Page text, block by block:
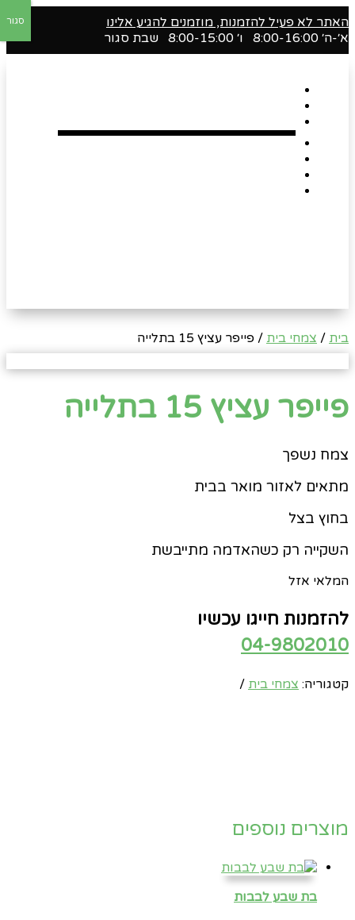
האתר לא פעיל להזמנות, מוזמנים להגיע אלינו
א׳-ה׳ 8:00-16:00 ו׳ 8:00-15:00 שבת סגור
בית / צמחי בית / פייפר עציץ 15 בתלייה
פייפר עציץ 15 בתלייה
צמח נשפך
מתאים לאזור מואר בבית
בחוץ בצל
השקייה רק כשהאדמה מתייבשת
המלאי אזל
להזמנות חייגו עכשיו
04-9802010
קטגוריה: צמחי בית
מוצרים נוספים
בת שבע לבבות
סגור